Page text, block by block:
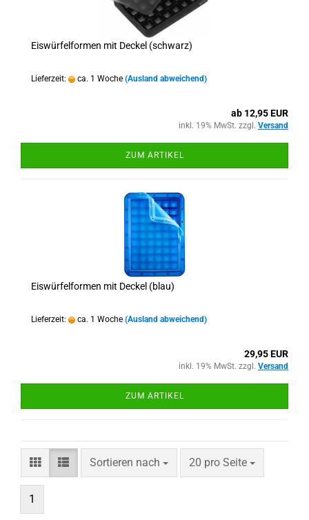
Eiswürfelformen mit Deckel (schwarz)
Lieferzeit: ca. 1 Woche (Ausland abweichend)
ab 12,95 EUR
inkl. 19% MwSt. zzgl. Versand
ZUM ARTIKEL
Eiswürfelformen mit Deckel (blau)
Lieferzeit: ca. 1 Woche (Ausland abweichend)
29,95 EUR
inkl. 19% MwSt. zzgl. Versand
ZUM ARTIKEL
Sortieren nach
Sortieren nach 20 pro Seite
pro Seite
1